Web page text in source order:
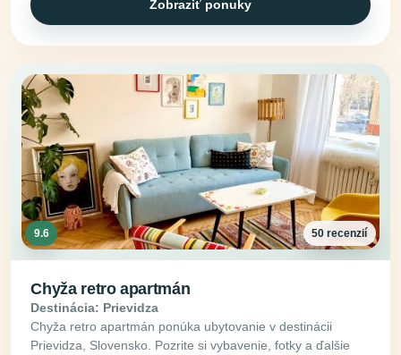
Zobraziť ponuky
9.6 50 recenzií
Chyža retro apartmán
Destinácia: Prievidza
Chyža retro apartmán ponúka ubytovanie v destinácii
Prievidza, Slovensko. Pozrite si vybavenie, fotky a ďalšie